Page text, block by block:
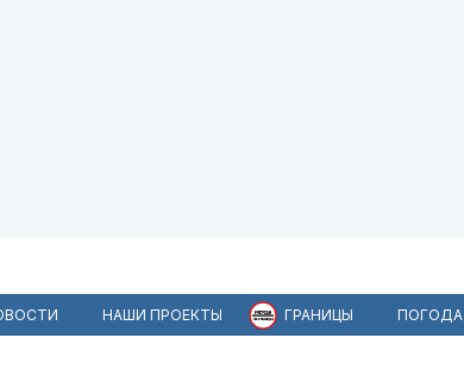
НАШИ ПРОЕКТЫ ГРАНИЦЫ ПОГОДА